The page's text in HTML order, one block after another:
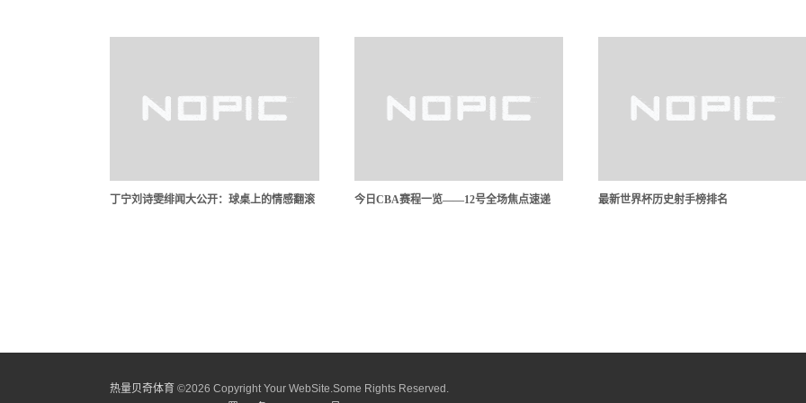
丁宁刘诗雯绯闻大公开：球桌上的情感翻滚 今日CBA赛程一览——12号全场焦点速递 最新世界杯历史射手榜排名
热量贝奇体育 ©2026 Copyright Your WebSite.Some Rights Reserved.